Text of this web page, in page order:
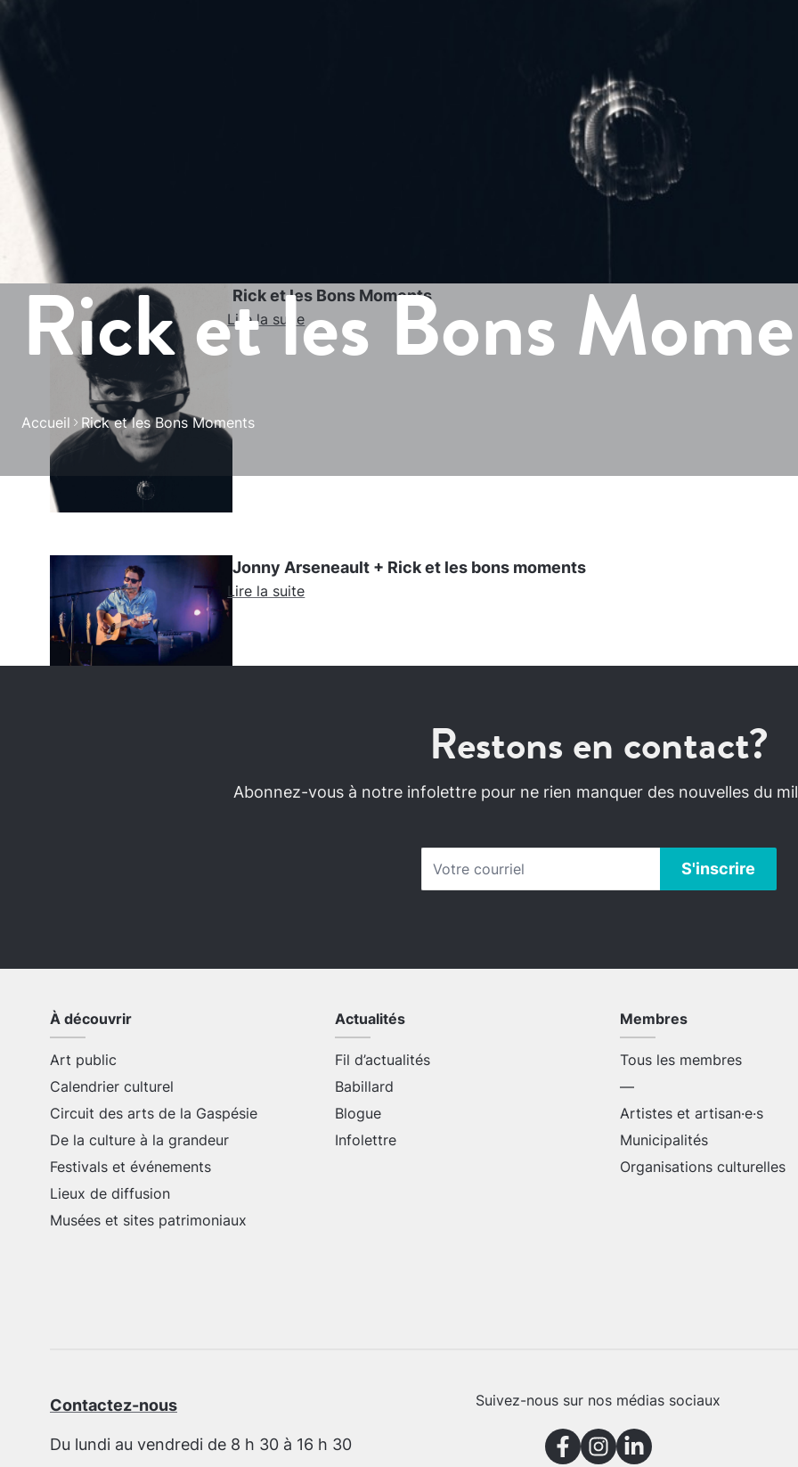
Rick et les Bons
Accueil Rick et les Bons Moments
Rick et les Bons Moments
Lire la suite
Jonny Arseneault + Rick et les bons moments
Lire la suite
Restons en contact?
Abonnez-vous à notre infolettre pour ne rien manquer des nouvelles du
À découvrir
Art public
Calendrier culturel
Circuit des arts de la Gaspésie
De la culture à la grandeur
Festivals et événements
Lieux de diffusion
Musées et sites patrimoniaux
Actualités
Fil d’actualités
Babillard
Blogue
Infolettre
Membres
Tous les membres
—
Artistes et artisan·e·s
Municipalités
Organisations culturelles
Contactez-nous
Du lundi au vendredi de 8 h 30 à 16 h 30
Suivez-nous sur nos médias sociaux